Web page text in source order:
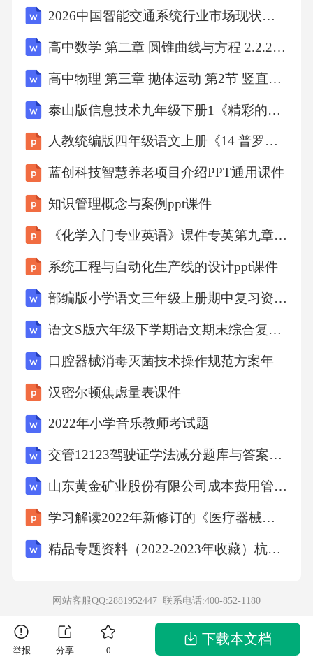
2026中国智能交通系统行业市场现状发展分析报告
高中数学 第二章 圆锥曲线与方程 2.2.2 椭圆的简单几何性质教学设计 文 新人教A版选修2-1
高中物理 第三章 抛体运动 第2节 竖直方向上的抛体运动教案 鲁科版必修2
泰山版信息技术九年级下册1《精彩的机器人世界》教学设计
人教统编版四年级语文上册《14 普罗米修斯 第2课时》课堂教学课件PPT小学公开课
蓝创科技智慧养老项目介绍PPT通用课件
知识管理概念与案例ppt课件
《化学入门专业英语》课件专英第九章材料专业英语翻译与写作1
系统工程与自动化生产线的设计ppt课件
部编版小学语文三年级上册期中复习资料（1-4单元）
语文S版六年级下学期语文期末综合复习水平练习题
口腔器械消毒灭菌技术操作规范方案年
汉密尔顿焦虑量表课件
2022年小学音乐教师考试题
交管12123驾驶证学法减分题库与答案（通用版）
山东黄金矿业股份有限公司成本费用管理制度
学习解读2022年新修订的《医疗器械经营监督管理办法》辅导课件PPT
精品专题资料（2022-2023年收藏）杭州城规划设计收费标准杭州规划局
网站客服QQ:2881952447 联系电话:400-852-1180
举报 分享 0
下载本文档